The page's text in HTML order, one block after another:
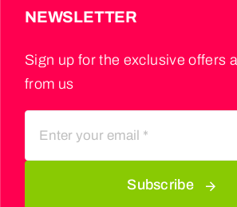
NEWSLETTER
Sign up for the exclusive offers
from us
Subscribe